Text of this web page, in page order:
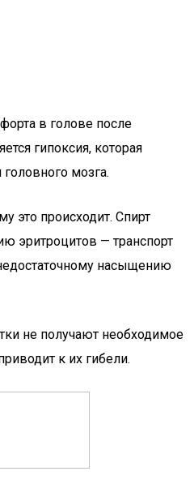
в голове после
гипоксия, которая
головного мозга.
это происходит. Спирт
эритроцитов — транспорт
насыщению
не получают необходимое
к их гибели.